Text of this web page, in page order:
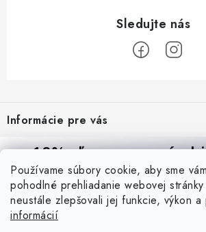
Používame súbory cookie, aby sme
pohodlné prehliadanie webovej
neustále zlepšovali jej funkcie, výkon
informácií
p
ä
Informácie pre vás
Reklamácie a formulár na odstúpenie od
Obchodné podmienky
Podmienky ochrany osobných údajov
O nás - MEGALED & JANTON Zákamenné
Blog
PIR vs. mikrovlnný senzor: ktorý je lepší a
10% zľavana prvú
Prihláste sa azískajtezľavu aj praktické
budete svietiť lepšie a platiť